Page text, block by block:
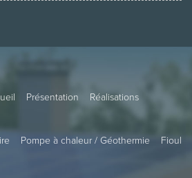
Présentation
Réalisations
Pompe à chaleur / Géothermie
Fioul